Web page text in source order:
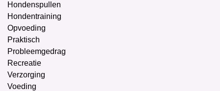
Hondenspullen
Hondentraining
Opvoeding
Praktisch
Probleemgedrag
Recreatie
Verzorging
Voeding